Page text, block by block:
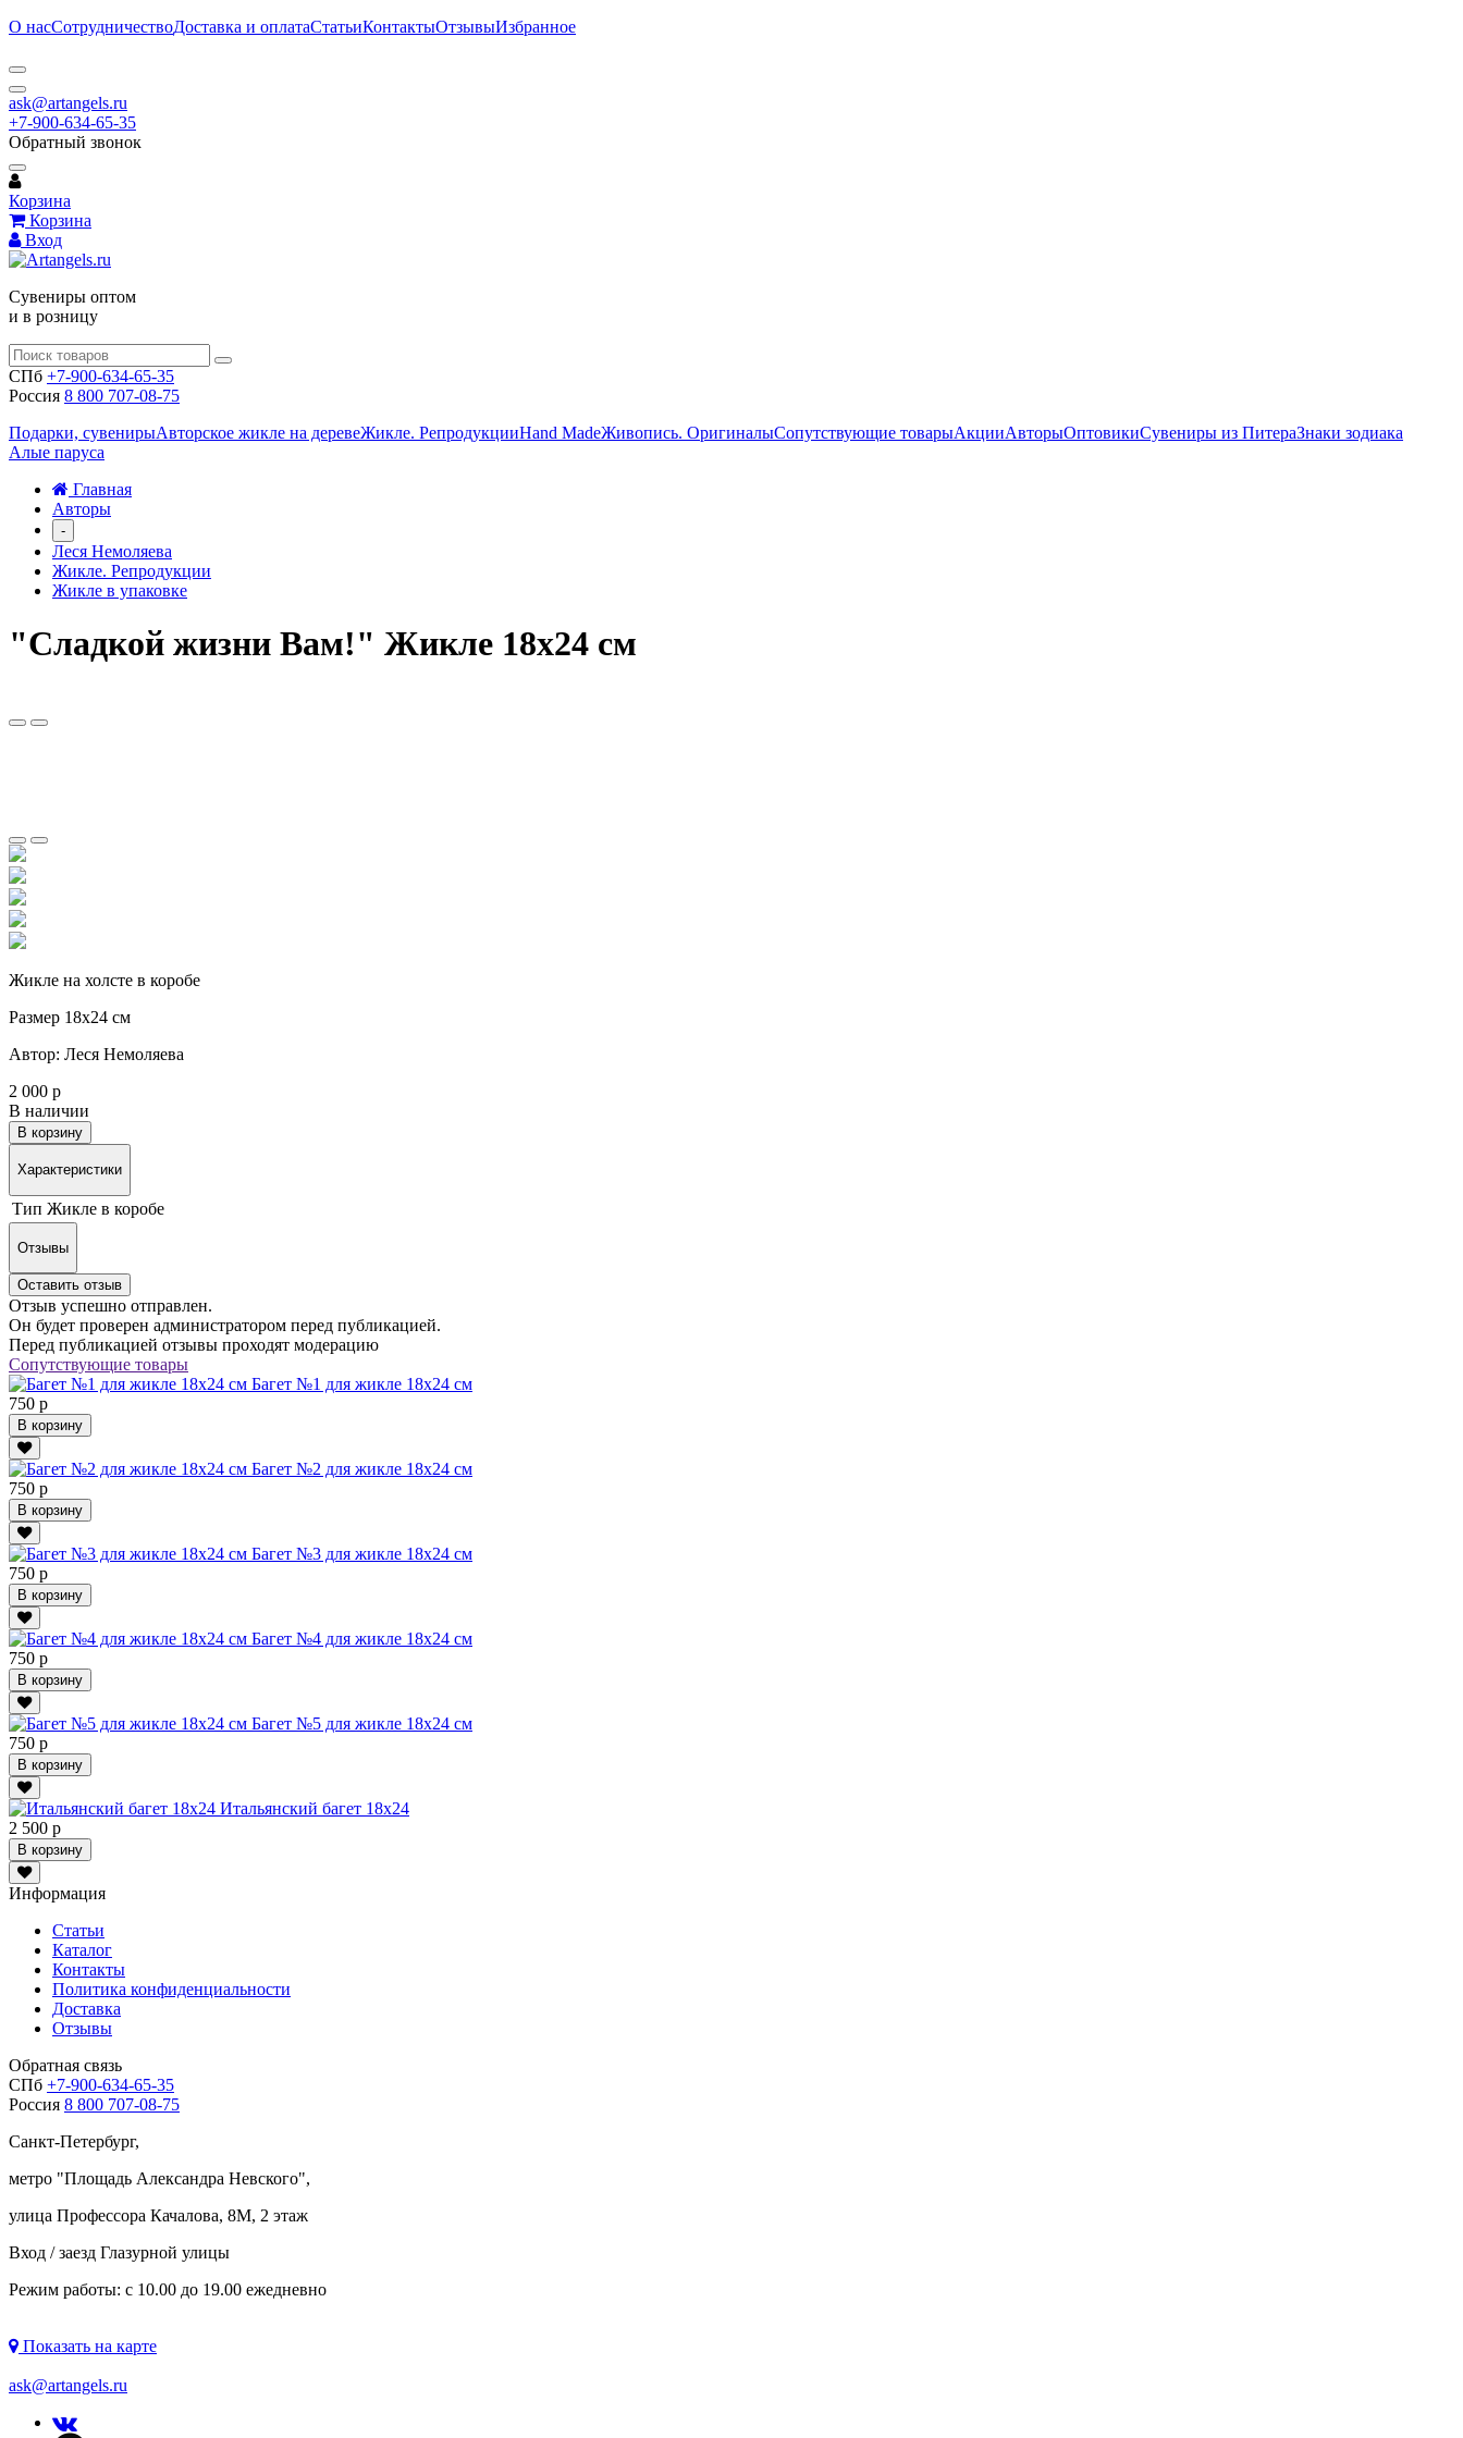
О насСотрудничествоДоставка и оплатаСтатьиКонтактыОтзывыИзбранное
ask@artangels.ru
+7-900-634-65-35
Обратный звонок
Корзина
Корзина
Вход
Сувениры оптом
и в розницу
СПб +7-900-634-65-35
Россия 8 800 707-08-75
Подарки, сувенирыАвторское жикле на деревеЖикле. РепродукцииHand MadeЖивопись. ОригиналыСопутствующие товарыАкцииАвторыОптовикиСувениры из ПитераЗнаки зодиака
Алые паруса
Главная
Авторы
-
Леся Немоляева
Жикле. Репродукции
Жикле в упаковке
"Сладкой жизни Вам!" Жикле 18х24 см
Жикле на холсте в коробе
Размер 18х24 см
Автор: Леся Немоляева
2 000 р
В наличии
В корзину
Характеристики
Тип Жикле в коробе
Отзывы
Оставить отзыв
Отзыв успешно отправлен.
Он будет проверен администратором перед публикацией.
Перед публикацией отзывы проходят модерацию
Сопутствующие товары
Багет №1 для жикле 18х24 см
750 р
В корзину
Багет №2 для жикле 18х24 см
750 р
В корзину
Багет №3 для жикле 18х24 см
750 р
В корзину
Багет №4 для жикле 18х24 см
750 р
В корзину
Багет №5 для жикле 18х24 см
750 р
В корзину
Итальянский багет 18х24
2 500 р
В корзину
Информация
Статьи
Каталог
Контакты
Политика конфиденциальности
Доставка
Отзывы
Обратная связь
СПб +7-900-634-65-35
Россия 8 800 707-08-75
Санкт-Петербург,
метро "Площадь Александра Невского",
улица Профессора Качалова, 8М, 2 этаж
Вход / заезд Глазурной улицы
Режим работы: с 10.00 до 19.00 ежедневно
Показать на карте
ask@artangels.ru